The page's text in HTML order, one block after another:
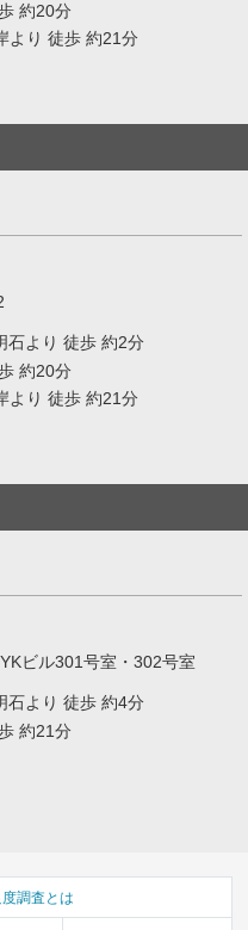
約20分
より 徒歩 約21分
石より 徒歩 約2分
約20分
より 徒歩 約21分
ビル301号室・302号室
石より 徒歩 約4分
約21分
調査とは